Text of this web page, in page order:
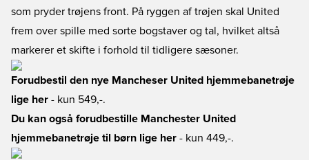
som pryder trøjens front. På ryggen af trøjen skal United
frem over spille med sorte bogstaver og tal, hvilket altså
markerer et skifte i forhold til tidligere sæsoner.
Forudbestil den nye Mancheser United hjemmebanetrøje
lige her - kun 549,-.
Du kan også forudbestille Manchester United
hjemmebanetrøje til børn lige her - kun 449,-.